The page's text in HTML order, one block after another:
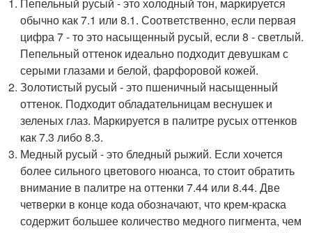
обычно как 7.1 или 8.1. Соответственно, если первая
цифра 7 - то это насыщенный русый, если 8 - светлый.
Пепельный оттенок идеально подходит девушкам с
серыми глазами и белой, фарфоровой кожей.
Золотистый русый - это пшеничный насыщенный
оттенок. Подходит обладательницам веснушек и
зеленых глаз. Маркируется в палитре русых оттенков
как 7.3 либо 8.3.
Медный русый - это бледный рыжий. Если хочется
более сильного цветового нюанса, то стоит обратить
внимание в палитре на оттенки 7.44 или 8.44. Две
четверки в конце кода обозначают, что крем-краска
содержит большее количество медного пигмента, чем